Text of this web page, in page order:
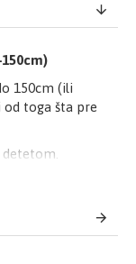
150cm (ili
od toga šta pre
sedišta
shodno